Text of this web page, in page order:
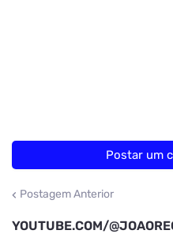
Postar um
Postagem Anterior
YOUTUBE.COM/